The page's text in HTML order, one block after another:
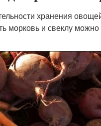
хранения
и свеклу можно